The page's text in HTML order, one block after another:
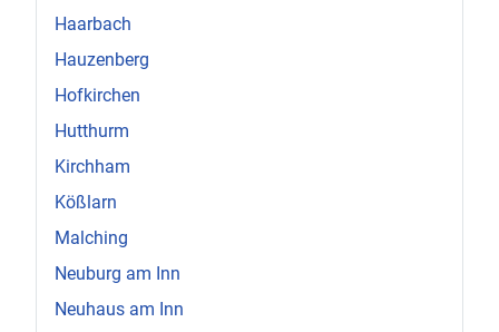
Haarbach
Hauzenberg
Hofkirchen
Hutthurm
Kirchham
Kößlarn
Malching
Neuburg am Inn
Neuhaus am Inn